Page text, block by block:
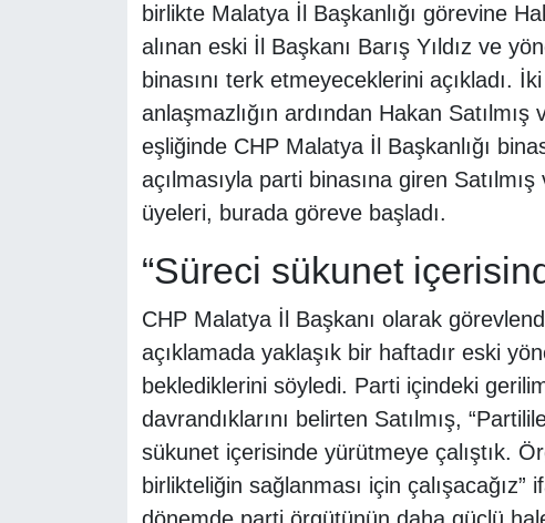
birlikte Malatya İl Başkanlığı görevine
alınan eski İl Başkanı Barış Yıldız ve
binasını terk etmeyeceklerini açıkladı.
anlaşmazlığın ardından Hakan
eşliğinde CHP Malatya İl Başkanlığı
açılmasıyla parti binasına giren
üyeleri, burada göreve başladı.
“Süreci sükunet
CHP Malatya İl Başkanı olarak
açıklamada yaklaşık bir haftadır eski
beklediklerini söyledi. Parti içindeki
davrandıklarını belirten Satılmış,
sükunet içerisinde yürütmeye çalıştık.
birlikteliğin sağlanması için çalışacağız”